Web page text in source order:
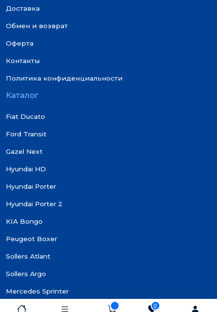
Доставка
Обмен и возврат
Оферта
Контакты
Политика конфиденциальности
Каталог
Fiat Ducato
Ford Transit
Gazel Next
Hyundai HD
Hyundai Porter
Hyundai Porter 2
KIA Bongo
Peugeot Boxer
Sollers Atlant
Sollers Argo
Mercedes Sprinter
0